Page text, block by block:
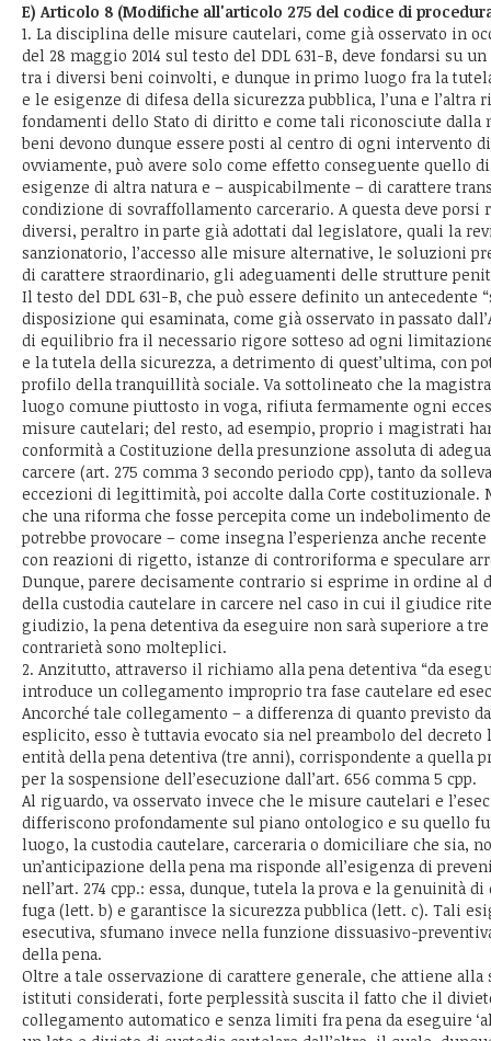
E) Articolo 8 (Modifiche all'articolo 275 del codice di
1. La disciplina delle misure cautelari, come già osservato in
del 28 maggio 2014 sul testo del DDL 631-B, deve fondarsi su
tra i diversi beni coinvolti, e dunque in primo luogo fra la
e le esigenze di difesa della sicurezza pubblica, l’una e l’altra
fondamenti dello Stato di diritto e come tali riconosciute dalla
beni devono dunque essere posti al centro di ogni intervento
ovviamente, può avere solo come effetto conseguente quello
esigenze di altra natura e – auspicabilmente – di carattere
condizione di sovraffollamento carcerario. A questa deve
diversi, peraltro in parte già adottati dal legislatore, quali la
sanzionatorio, l’accesso alle misure alternative, le soluzioni
di carattere straordinario, gli adeguamenti delle strutture
Il testo del DDL 631-B, che può essere definito un antecedente
disposizione qui esaminata, come già osservato in passato
di equilibrio fra il necessario rigore sotteso ad ogni
e la tutela della sicurezza, a detrimento di quest’ultima, con
profilo della tranquillità sociale. Va sottolineato che la
luogo comune piuttosto in voga, rifiuta fermamente ogni
misure cautelari; del resto, ad esempio, proprio i magistrati
conformità a Costituzione della presunzione assoluta di
carcere (art. 275 comma 3 secondo periodo cpp), tanto da
eccezioni di legittimità, poi accolte dalla Corte costituzionale.
che una riforma che fosse percepita come un indebolimento
potrebbe provocare – come insegna l’esperienza anche
con reazioni di rigetto, istanze di controriforma e speculare
Dunque, parere decisamente contrario si esprime in ordine al
della custodia cautelare in carcere nel caso in cui il giudice
giudizio, la pena detentiva da eseguire non sarà superiore a
contrarietà sono molteplici.
2. Anzitutto, attraverso il richiamo alla pena detentiva “da
introduce un collegamento improprio tra fase cautelare ed
Ancorché tale collegamento – a differenza di quanto previsto
esplicito, esso è tuttavia evocato sia nel preambolo del decreto
entità della pena detentiva (tre anni), corrispondente a quella
per la sospensione dell’esecuzione dall’art. 656 comma 5 cpp.
Al riguardo, va osservato invece che le misure cautelari e
differiscono profondamente sul piano ontologico e su quello
luogo, la custodia cautelare, carceraria o domiciliare che sia,
un’anticipazione della pena ma risponde all’esigenza di
nell’art. 274 cpp.: essa, dunque, tutela la prova e la genuinità
fuga (lett. b) e garantisce la sicurezza pubblica (lett. c). Tali
esecutiva, sfumano invece nella funzione dissuasivo-
della pena.
Oltre a tale osservazione di carattere generale, che attiene
istituti considerati, forte perplessità suscita il fatto che il
collegamento automatico e senza limiti fra pena da eseguire